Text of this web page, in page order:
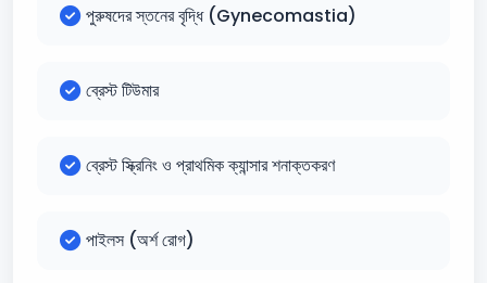
পুরুষদের স্তনের বৃদ্ধি (Gynecomastia)
ব্রেস্ট টিউমার
ব্রেস্ট স্ক্রিনিং ও প্রাথমিক ক্যান্সার শনাক্তকরণ
পাইলস (অর্শ রোগ)